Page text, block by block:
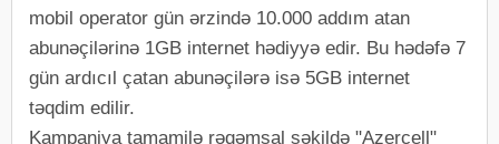
mobil operator gün ərzində 10.000 addım atan
abunəçilərinə 1GB internet hədiyyə edir. Bu hədəfə 7
gün ardıcıl çatan abunəçilərə isə 5GB internet
təqdim edilir.
Kampaniya tamamilə rəqəmsal şəkildə "Azercell"